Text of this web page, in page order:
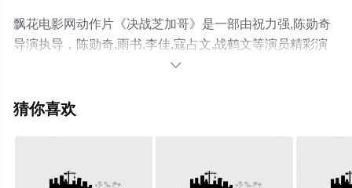
飘花电影网动作片《决战芝加哥》是一部由祝力强,陈勋奇
导演执导，陈勋奇,雨书,李佳,寇占文,战鹤文等演员精彩演
绎的中国大陆电影，手机免费观看高清无删减完整版电影
视猫或剧情网等平台了解。

猜你喜欢